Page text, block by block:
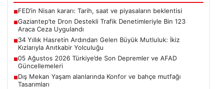
■FED’in Nisan kararı: Tarih, saat ve piyasaların beklentisi
■Gaziantep’te Dron Destekli Trafik Denetimleriyle Bin 123
Araca Ceza Uygulandı
■34 Yıllık Hasretin Ardından Gelen Büyük Mutluluk: İkiz
Kızlarıyla Anıtkabir Yolculuğu
■05 Ağustos 2026 Türkiye’de Son Depremler ve AFAD
Güncellemeleri
■Dış Mekan Yaşam alanlarında Konfor ve bahçe mutfağı
Tasarımları